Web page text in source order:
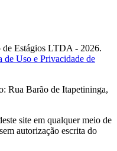
Estágios LTDA - 2026.
de Uso e Privacidade de
Rua Barão de Itapetininga,
site em qualquer meio de
autorização escrita do